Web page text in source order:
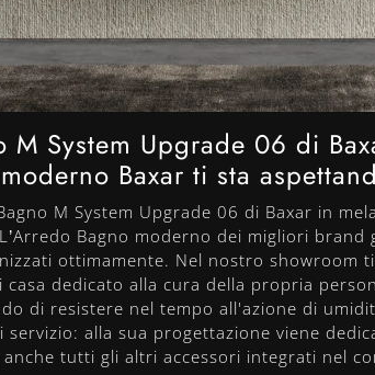
M System Upgrade 06 di
Baxar ti sta
M System Upgrade 06 di Baxar in
Bagno moderno dei migliori
ottimamente. Nel nostro
casa dedicato alla cura della propria
di resistere nel tempo all'azione di
servizio: alla sua progettazione viene
tutti gli altri accessori integrati nel